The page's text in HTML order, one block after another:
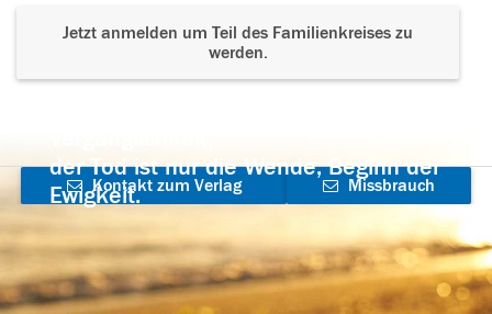
Jetzt anmelden um Teil des Familienkreises zu
werden.
der Tod ist nur die Wende, Beginn der
Ewigkeit.
Kontakt zum Verlag
aufnehmen
Missbrauch